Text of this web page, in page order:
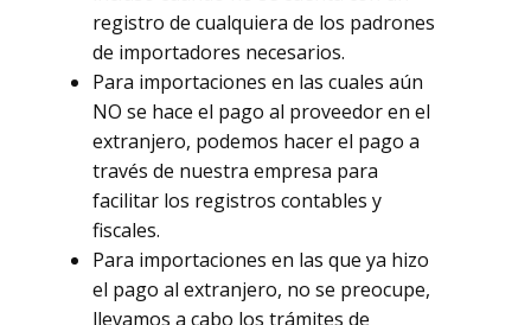
registro de cualquiera de los padrones
de importadores necesarios.
Para importaciones en las cuales aún
NO se hace el pago al proveedor en el
extranjero, podemos hacer el pago a
través de nuestra empresa para
facilitar los registros contables y
fiscales.
Para importaciones en las que ya hizo
el pago al extranjero, no se preocupe,
llevamos a cabo los trámites de